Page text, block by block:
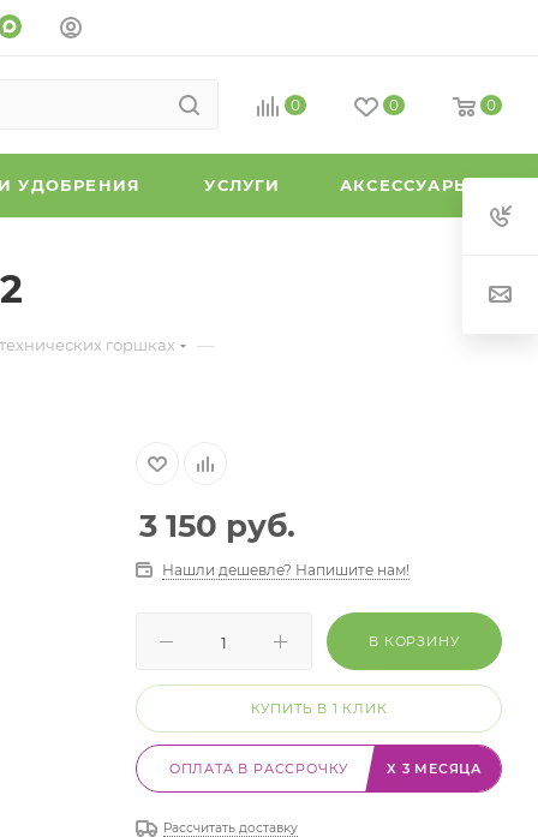
0 0 0
УДОБРЕНИЯ УСЛУГИ АКСЕССУАРЫ
горшках —
3 150 руб.
Нашли дешевле? Напишите нам!
В КОРЗИНУ
КУПИТЬ В 1 КЛИК
ОПЛАТА В РАССРОЧКУ X 3 МЕСЯЦА
Рассчитать доставку